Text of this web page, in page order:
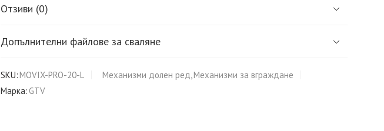
Отзиви (0)
Допълнителни файлове за сваляне
SKU:MOVIX-PRO-20-L Механизми долен ред,Механизми за вграждане
Марка:GTV